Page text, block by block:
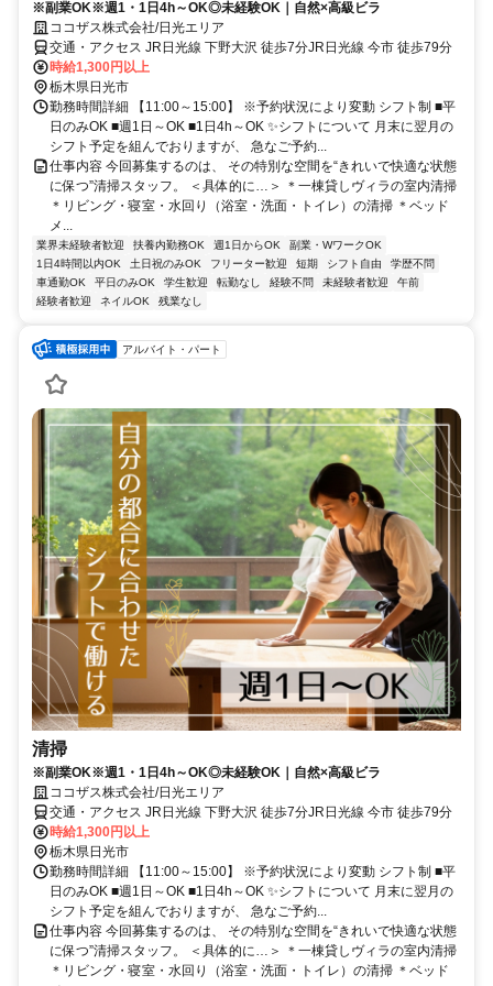
※副業OK※週1・1日4h～OK◎未経験OK｜自然×高級ビラ
ココザス株式会社/日光エリア
交通・アクセス JR日光線 下野大沢 徒歩7分JR日光線 今市 徒歩79分
時給1,300円以上
栃木県日光市
勤務時間詳細 【11:00～15:00】 ※予約状況により変動 シフト制 ■平
日のみOK ■週1日～OK ■1日4h～OK ✨シフトについて 月末に翌月の
シフト予定を組んでおりますが、 急なご予約...
仕事内容 今回募集するのは、 その特別な空間を“きれいで快適な状態
に保つ”清掃スタッフ。 ＜具体的に…＞ ＊一棟貸しヴィラの室内清掃
＊リビング・寝室・水回り（浴室・洗面・トイレ）の清掃 ＊ベッド
メ...
業界未経験者歓迎 扶養内勤務OK 週1日からOK
副業・WワークOK
1日4時間以内OK
土日祝のみOK フリーター歓迎 短期 シフト自由
学歴不問
車通勤OK
平日のみOK 学生歓迎 転勤なし 経験不問 未経験者歓迎
午前
経験者歓迎
ネイルOK 残業なし
アルバイト・パート
清掃
※副業OK※週1・1日4h～OK◎未経験OK｜自然×高級ビラ
ココザス株式会社/日光エリア
交通・アクセス JR日光線 下野大沢 徒歩7分JR日光線 今市 徒歩79分
時給1,300円以上
栃木県日光市
勤務時間詳細 【11:00～15:00】 ※予約状況により変動 シフト制 ■平
日のみOK ■週1日～OK ■1日4h～OK ✨シフトについて 月末に翌月の
シフト予定を組んでおりますが、 急なご予約...
仕事内容 今回募集するのは、 その特別な空間を“きれいで快適な状態
に保つ”清掃スタッフ。 ＜具体的に…＞ ＊一棟貸しヴィラの室内清掃
＊リビング・寝室・水回り（浴室・洗面・トイレ）の清掃 ＊ベッド